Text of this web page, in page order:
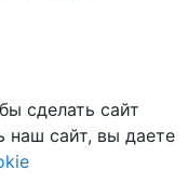
сделать сайт
наш сайт, вы даете